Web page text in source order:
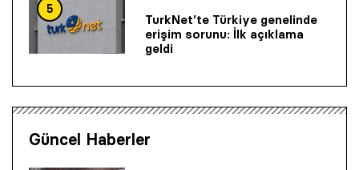
5
TurkNet’te Türkiye genelinde
erişim sorunu: İlk açıklama
geldi
Güncel Haberler